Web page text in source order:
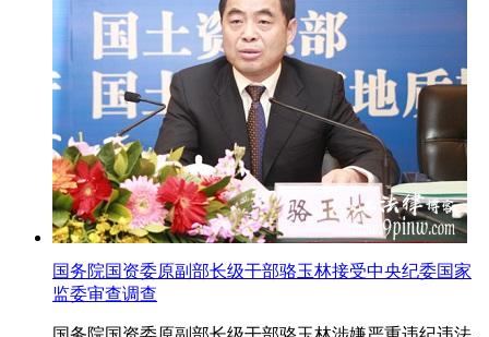
国务院国资委原副部长级干部骆玉林接受中央纪委国家
监委审查调查